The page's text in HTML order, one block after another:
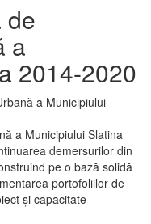
de
a
2014-2020
a Municipiului Slatina
demersurilor din
pe o bază solidă
portofoliilor de
și capacitate